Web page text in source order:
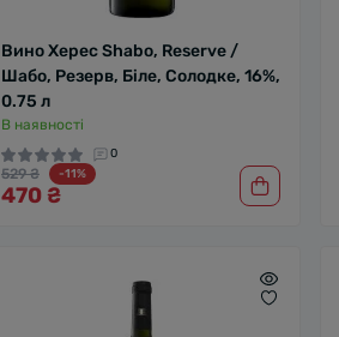
Вино Херес Shabo, Reserve /
Шабо, Резерв, Біле, Солодке, 16%,
0.75 л
В наявності
0
529 ₴ -11%
470 ₴